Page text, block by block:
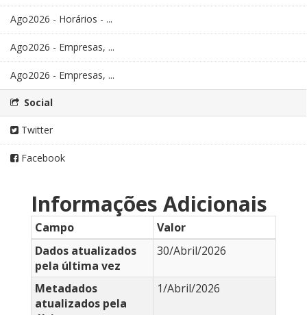
Ago2026 - Horários - ...
Ago2026 - Empresas, ...
Ago2026 - Empresas, ...
Social
Twitter
Facebook
Informações Adicionais
Campo
Valor
Dados atualizados
pela última vez
30/Abril/2026
Metadados
atualizados pela
1/Abril/2026